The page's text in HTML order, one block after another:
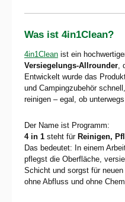
Was ist 4in1Clean?
4in1Clean ist ein
Versiegelungs-Allrounder
Entwickelt wurde das
und Campingzubehör
reinigen – egal, ob
Der Name ist Programm:
4 in 1 steht für Reinigen,
Das bedeutet: In einem
pflegst die Oberfläche,
Schicht und sorgst für
ohne Abfluss und ohne